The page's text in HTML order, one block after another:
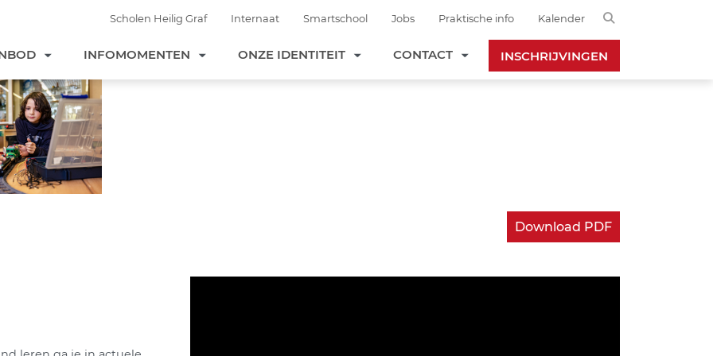
INFOMOMENTEN ONZE IDENTITEIT CONTACT INSCHRIJVINGEN
Scholen Heilig Graf Internaat Smartschool Jobs Praktische info KalenderSearch
Download PDF